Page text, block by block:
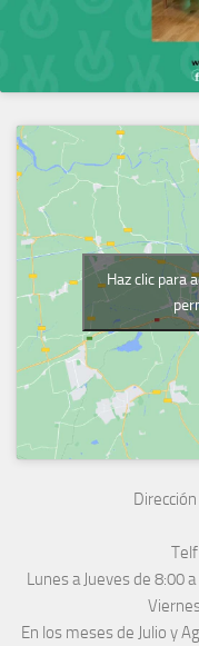
Haz clic para
Dirección
Telf
Lunes a Jueves de 8:00
En los meses de Julio y